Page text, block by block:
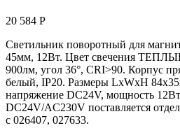
20 584 Р
Светильник поворотный для
45мм, 12Вт. Цвет свечения
900лм, угол 36°, CRI>90. Корпус
белый, IP20. Размеры LxWxH
напряжение DC24V, мощность
DС24V/AC230V поставляется
с 026407, 027633.